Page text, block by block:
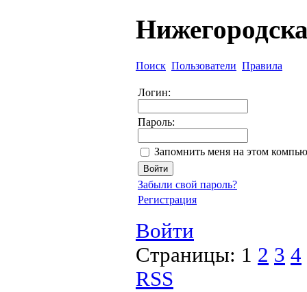
Поиск Пользователи Правила
Логин:
Пароль:
Запомнить меня на этом
Забыли свой пароль?
Регистрация
Войти
Страницы: 1 2 3 4
RSS